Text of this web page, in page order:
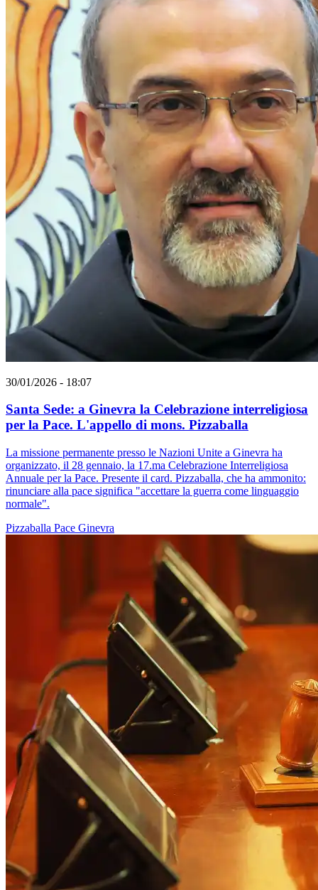
30/01/2026 - 18:07
Santa Sede: a Ginevra la Celebrazione interreligiosa
per la Pace. L'appello di mons. Pizzaballa
La missione permanente presso le Nazioni Unite a Ginevra ha
organizzato, il 28 gennaio, la 17.ma Celebrazione Interreligiosa
Annuale per la Pace. Presente il card. Pizzaballa, che ha ammonito:
rinunciare alla pace significa "accettare la guerra come linguaggio
normale".
Pizzaballa Pace Ginevra